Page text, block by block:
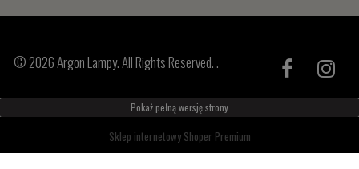
© 2026 Argon Lampy. All Rights Reserved. .
Pokaż pełną wersję strony
Sklep internetowy Shoper Premium